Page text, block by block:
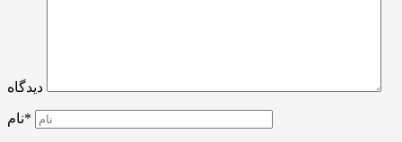
دیدگاه
نام*